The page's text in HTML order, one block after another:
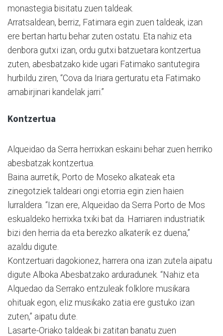
monastegia bisitatu zuen taldeak.
Arratsaldean, berriz, Fatimara egin zuen taldeak, izan
ere bertan hartu behar zuten ostatu. Eta nahiz eta
denbora gutxi izan, ordu gutxi batzuetara kontzertua
zuten, abesbatzako kide ugari Fatimako santutegira
hurbildu ziren, “Cova da Iriara gerturatu eta Fatimako
amabirjinari kandelak jarri.”
Kontzertua
Alqueidao da Serra herrixkan eskaini behar zuen herriko
abesbatzak kontzertua.
Baina aurretik, Porto de Moseko alkateak eta
zinegotziek taldeari ongi etorria egin zien haien
lurraldera. “Izan ere, Alqueidao da Serra Porto de Mos
eskualdeko herrixka txiki bat da. Harriaren industriatik
bizi den herria da eta berezko alkaterik ez duena,”
azaldu digute.
Kontzertuari dagokionez, harrera ona izan zutela aipatu
digute Alboka Abesbatzako arduradunek. “Nahiz eta
Alquedao da Serrako entzuleak folklore musikara
ohituak egon, eliz musikako zatia ere gustuko izan
zuten,” aipatu dute.
Lasarte-Oriako taldeak bi zatitan banatu zuen